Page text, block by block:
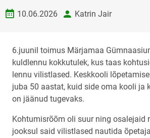
Loomise kuupäev
10.06.2026 autorKatrin Jair
6.juunil toimus Märjamaa
kuldlennu kokkutulek, kus taas
lennu vilistlased. Keskkooli
juba 50 aastat, kuid side oma kooli ja
on jäänud tugevaks.
Kohtumisrõõm oli suur ning osalejaid
jooksul said vilistlased nautida